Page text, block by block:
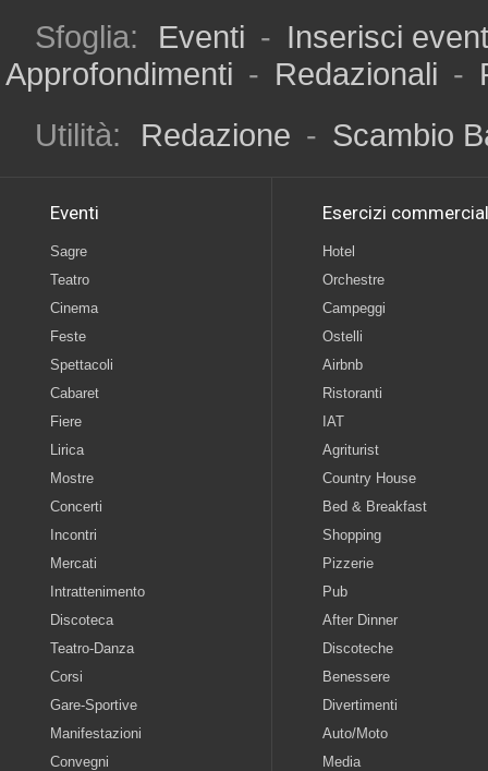
Sfoglia: Eventi - Inserisci
Approfondimenti - Redazionali -
Utilità:
Redazione - Scambio
Eventi
Sagre
Teatro
Cinema
Feste
Spettacoli
Cabaret
Fiere
Lirica
Mostre
Concerti
Incontri
Mercati
Intrattenimento
Discoteca
Teatro-Danza
Corsi
Gare-Sportive
Manifestazioni
Convegni
Esercizi
Hotel
Orchestre
Campeggi
Ostelli
Airbnb
Ristoranti
IAT
Agriturist
Country House
Bed & Breakfast
Shopping
Pizzerie
Pub
After Dinner
Discoteche
Benessere
Divertimenti
Auto/Moto
Media